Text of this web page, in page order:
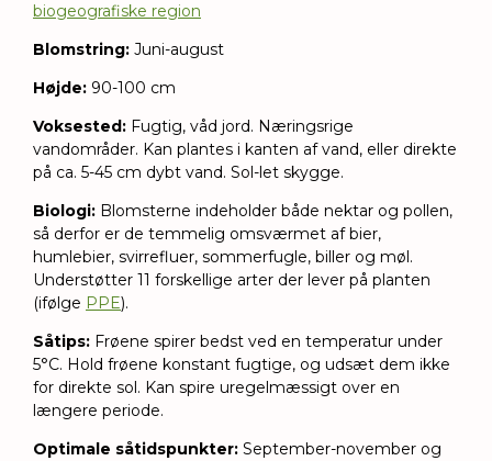
biogeografiske region
Blomstring: Juni-august
Højde: 90-100 cm
Voksested: Fugtig, våd jord. Næringsrige
vandområder. Kan plantes i kanten af vand, eller direkte
på ca. 5-45 cm dybt vand. Sol-let skygge.
Biologi: Blomsterne indeholder både nektar og pollen,
så derfor er de temmelig omsværmet af bier,
humlebier, svirrefluer, sommerfugle, biller og møl.
Understøtter 11 forskellige arter der lever på planten
(ifølge PPE).
Såtips: Frøene spirer bedst ved en temperatur under
5°C. Hold frøene konstant fugtige, og udsæt dem ikke
for direkte sol. Kan spire uregelmæssigt over en
længere periode.
Optimale såtidspunkter: September-november og